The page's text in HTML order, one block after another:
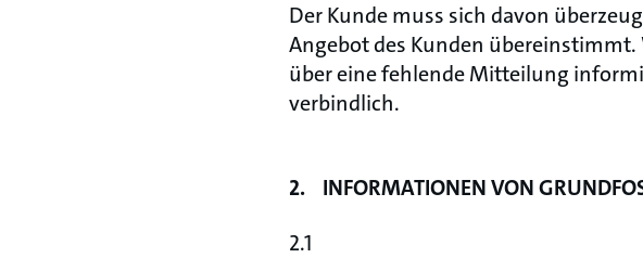
Der Kunde muss sich davon
Angebot des Kunden übereinstimmt.
über eine fehlende Mitteilung
verbindlich.
2. INFORMATIONEN VON
2.1